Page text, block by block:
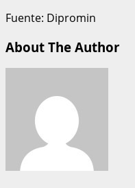
Fuente: Dipromin
About The Author